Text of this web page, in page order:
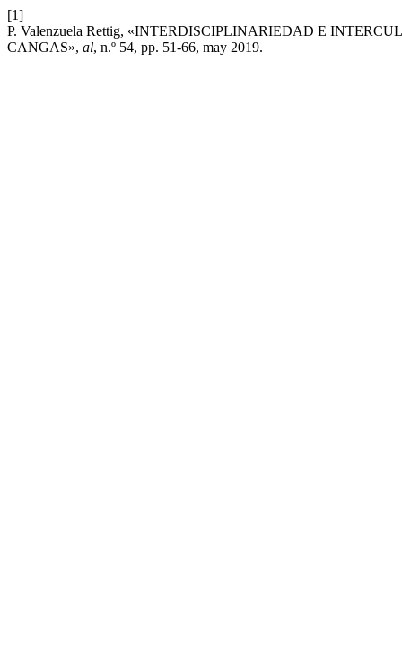
[1]
P. Valenzuela Rettig, «INTERDISCIPLINARIEDAD E
CANGAS», al, n.º 54, pp. 51-66, may 2019.